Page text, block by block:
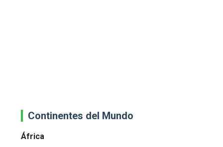
Continentes del Mundo
África